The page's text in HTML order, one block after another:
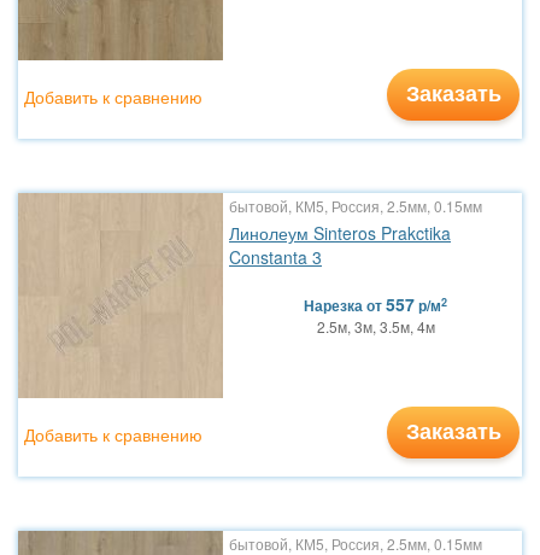
Заказать
Добавить к сравнению
бытовой, КМ5, Россия, 2.5мм, 0.15мм
Линолеум Sinteros Prakctika
Constanta 3
Нарезкаот557р/м2
2.5м, 3м, 3.5м, 4м
Заказать
Добавить к сравнению
бытовой, КМ5, Россия, 2.5мм, 0.15мм